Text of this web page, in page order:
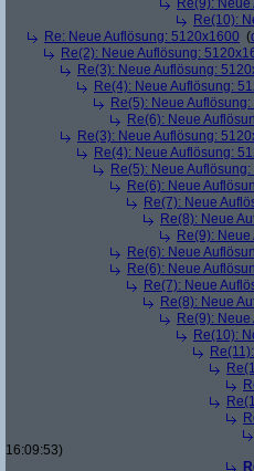
Re(9):
Re(10):
Re: Neue Auflösung: 5120x1600 (
Re(2): Neue Auflösung:
Re(3): Neue Auflösung:
Re(4): Neue Auflösung:
Re(5): Neue
Re(6): Neue
Re(3): Neue Auflösung:
Re(4): Neue Auflösung:
Re(5): Neue
Re(6): Neue
Re(7): Neue
Re(8): Neue
Re(9):
Re(6): Neue
Re(6): Neue
Re(7): Neue
Re(8): Neue
Re(9):
Re(10):
16:09:53)